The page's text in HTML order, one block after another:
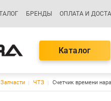
навигация
БРЕНДЫ ОПЛАТА И
Каталог
Запчасти ЧТЗ Счетчик времени